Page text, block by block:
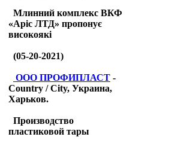
Млинний комплекс ВКФ
«Аріс ЛТД» пропонує
високоякі
(05-20-2021)
ООО ПРОФИПЛАСТ -
Country / City, Украина,
Харьков.
Производство
пластиковой тары